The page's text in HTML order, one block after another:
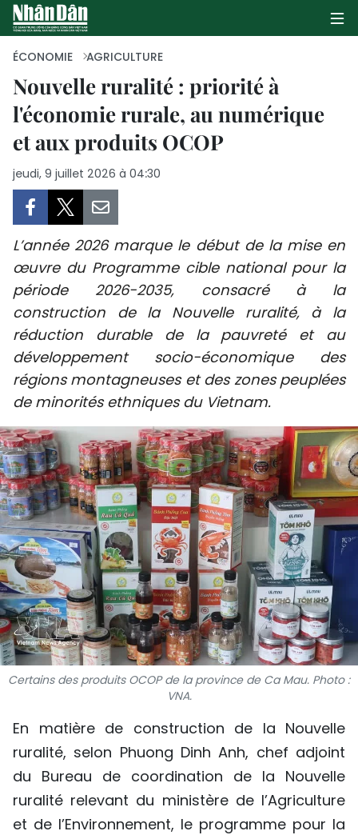
PAGE D'ACCUEIL
POLITIQUE
CULTURE
TOURISME
ENVIRONNEMENT
SPORT
FRANCOPHONIE
PAYS NATAL
INTERNATIONAL
MÉGASTORIE
INFOGRAPHIE
PHOTO
VIDÉO
À PROPOS DU "PEUPLE"
TIẾNG VIỆT
ENGLISH
ÉCONOMIE AGRICULTURE
Nouvelle ruralité : priorité à
l'économie rurale, au numérique
et aux produits OCOP
jeudi, 9 juillet 2026 à 04:30
L’année 2026 marque le début de la mise en
œuvre du Programme cible national pour la
période 2026-2035, consacré à la
construction de la Nouvelle ruralité, à la
réduction durable de la pauvreté et au
développement socio-économique des
régions montagneuses et des zones peuplées
de minorités ethniques du Vietnam.
Certains des produits OCOP de la province de Ca Mau. Photo :
VNA.
En matière de construction de la Nouvelle
ruralité, selon Phuong Dinh Anh, chef adjoint
du Bureau de coordination de la Nouvelle
ruralité relevant du ministère de l’Agriculture
et de l’Environnement, le programme pour la